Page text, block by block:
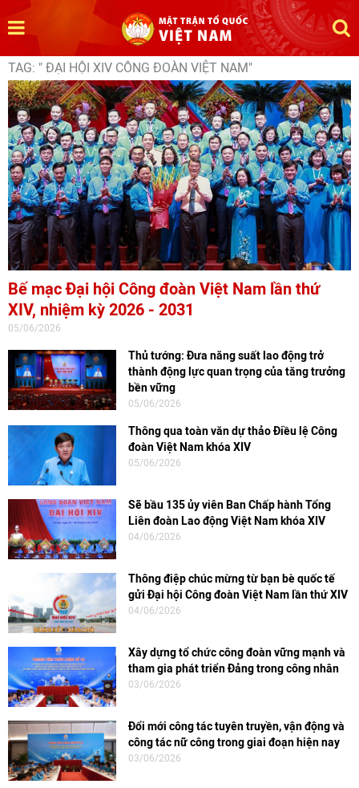
TAG: " ĐẠI HỘI XIV CÔNG ĐOÀN VIỆT NAM"
Bế mạc Đại hội Công đoàn Việt Nam lần thứ
XIV, nhiệm kỳ 2026 - 2031
05/06/2026
Thủ tướng: Đưa năng suất lao động trở
thành động lực quan trọng của tăng trưởng
bền vững
05/06/2026
Thông qua toàn văn dự thảo Điều lệ Công
đoàn Việt Nam khóa XIV
05/06/2026
Sẽ bầu 135 ủy viên Ban Chấp hành Tổng
Liên đoàn Lao động Việt Nam khóa XIV
04/06/2026
Thông điệp chúc mừng từ bạn bè quốc tế
gửi Đại hội Công đoàn Việt Nam lần thứ XIV
04/06/2026
Xây dựng tổ chức công đoàn vững mạnh và
tham gia phát triển Đảng trong công nhân
03/06/2026
Đổi mới công tác tuyên truyền, vận động và
công tác nữ công trong giai đoạn hiện nay
03/06/2026